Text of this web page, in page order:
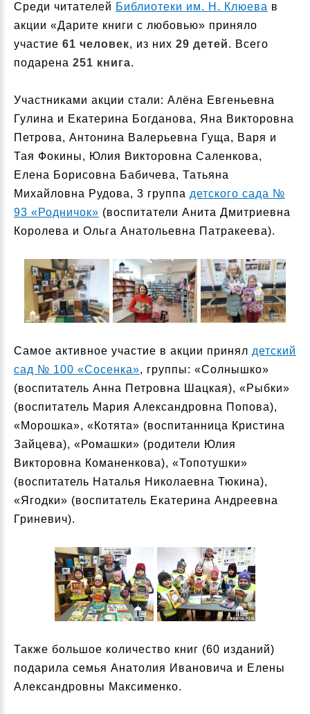
Среди читателей Библиотеки им. Н. Клюева в
акции «Дарите книги с любовью» приняло
участие 61 человек, из них 29 детей. Всего
подарена 251 книга.
Участниками акции стали: Алёна Евгеньевна
Гулина и Екатерина Богданова, Яна Викторовна
Петрова, Антонина Валерьевна Гуща, Варя и
Тая Фокины, Юлия Викторовна Саленкова,
Елена Борисовна Бабичева, Татьяна
Михайловна Рудова, 3 группа детского сада №
93 «Родничок» (воспитатели Анита Дмитриевна
Королева и Ольга Анатольевна Патракеева).
Самое активное участие в акции принял детский
сад № 100 «Сосенка», группы: «Солнышко»
(воспитатель Анна Петровна Шацкая), «Рыбки»
(воспитатель Мария Александровна Попова),
«Морошка», «Котята» (воспитанница Кристина
Зайцева), «Ромашки» (родители Юлия
Викторовна Команенкова), «Топотушки»
(воспитатель Наталья Николаевна Тюкина),
«Ягодки» (воспитатель Екатерина Андреевна
Гриневич).
Также большое количество книг (60 изданий)
подарила семья Анатолия Ивановича и Елены
Александровны Максименко.